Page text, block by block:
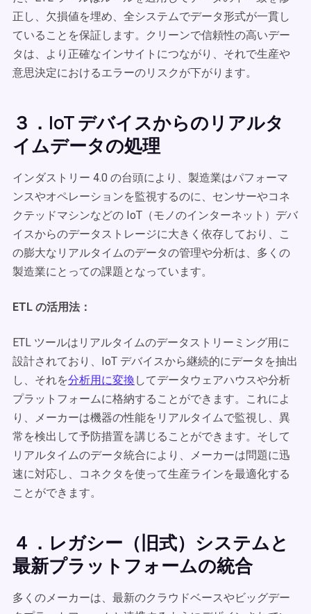
正し、欠損値を埋め、全システムでデータ形式が一貫し
ていることを保証します。クリーンで信頼性の高いデー
タは、より正確なインサイトにつながり、それで生産や
意思決定におけるエラーのリスクが下がります。
３．IoT デバイスからのリアルタ
イムデータの処理
インダストリー 4.0 の台頭により、製造業はパフォーマ
ンスやオペレーションを監視するのに、センサーやコネ
クテッドマシンなどの IoT（モノのインターネット）デバ
イスからのデータストレージに大きく依存しており、こ
の膨大なリアルタイムのデータの管理や分析は、多くの
製造業にとっての課題となっています。
ETL の活用法：
ETL ツールはリアルタイムのデータストリーミング用に
設計されており、IoT デバイスから継続的にデータを抽出
し、それを分析用に変換 してデータウェアハウスや分析
プラットフォームに格納することができます。これによ
り、メーカーは機器の性能をリアルタイムで監視し、異
常を検出して予防措置を講じることができます。そして
リアルタイムのデータ統合により、メーカーは問題に迅
速に対応し、コネクタを使って生産ラインを最適化する
ことができます。
４．レガシー（旧式）システムと
最新プラットフォームの統合
多くのメーカーは、最新のクラウドベースやビッグデー